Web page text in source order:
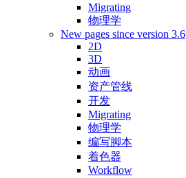
Migrating
物理学
New pages since version 3.6
2D
3D
动画
资产管线
开发
Migrating
物理学
编写脚本
着色器
Workflow